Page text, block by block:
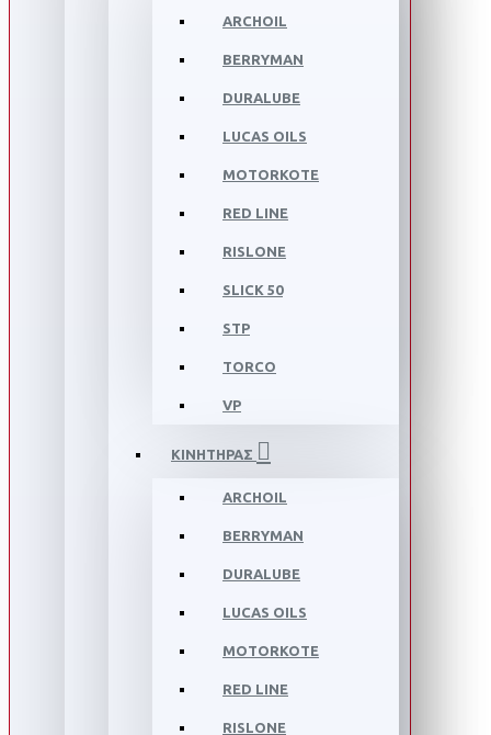
ARCHOIL
BERRYMAN
DURALUBE
LUCAS OILS
MOTORKOTE
RED LINE
RISLONE
SLICK 50
STP
TORCO
VP
ΚΙΝΗΤΗΡΑΣ
ARCHOIL
BERRYMAN
DURALUBE
LUCAS OILS
MOTORKOTE
RED LINE
RISLONE